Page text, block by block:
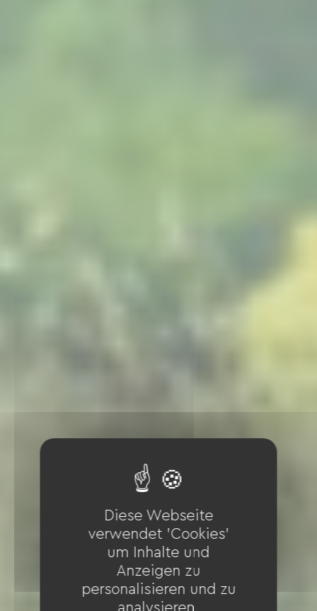
Diese Webseite
verwendet 'Cookies'
um Inhalte und
Anzeigen zu
personalisieren und zu
analysieren.